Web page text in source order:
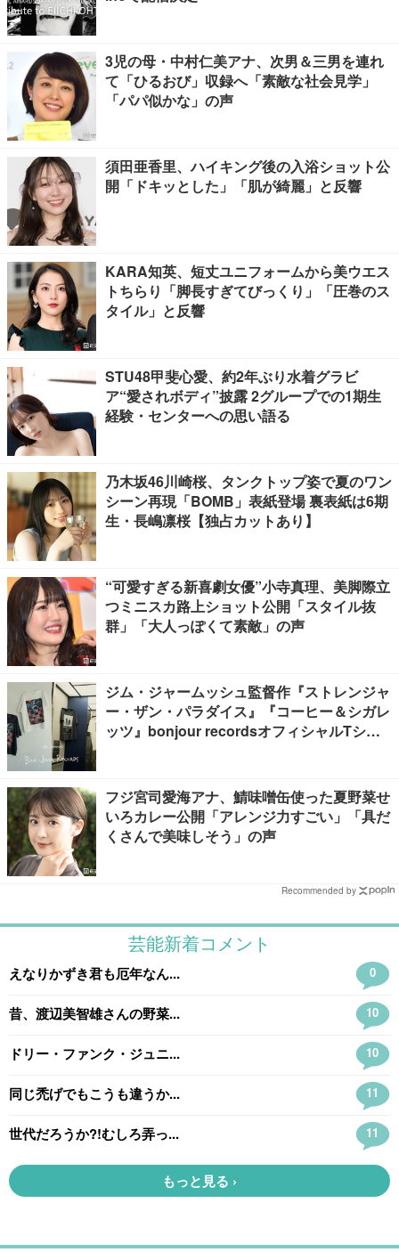
3児の母・中村仁美アナ、次男＆三男を連れ
て「ひるおび」収録へ「素敵な社会見学」
「パパ似かな」の声
須田亜香里、ハイキング後の入浴ショット公
開「ドキッとした」「肌が綺麗」と反響
KARA知英、短丈ユニフォームから美ウエス
トちらり「脚長すぎてびっくり」「圧巻のス
タイル」と反響
STU48甲斐心愛、約2年ぶり水着グラビ
ア“愛されボディ”披露 2グループでの1期生
経験・センターへの思い語る
乃木坂46川崎桜、タンクトップ姿で夏のワン
シーン再現「BOMB」表紙登場 裏表紙は6期
生・長嶋凛桜【独占カットあり】
“可愛すぎる新喜劇女優”小寺真理、美脚際立
つミニスカ路上ショット公開「スタイル抜
群」「大人っぽくて素敵」の声
ジム・ジャームッシュ監督作『ストレンジャ
ー・ザン・パラダイス』『コーヒー＆シガレ
ッツ』bonjour recordsオフィシャルTシャ
フジ宮司愛海アナ、鯖味噌缶使った夏野菜せ
いろカレー公開「アレンジ力すごい」「具だ
くさんで美味しそう」の声
Recommended by